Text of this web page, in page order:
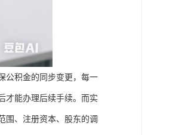
公积金的同步变更，每一
才能办理后续手续。而实
围、注册资本、股东的调